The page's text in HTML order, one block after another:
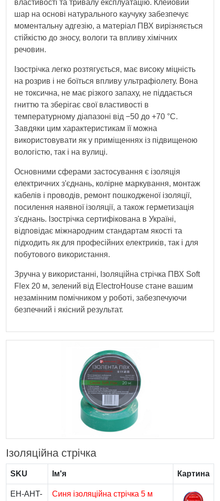
властивості та тривалу експлуатацію. Клейовий
шар на основі натурального каучуку забезпечує
моментальну адгезію, а матеріал ПВХ вирізняється
стійкістю до зносу, вологи та впливу хімічних
речовин.
Ізострічка легко розтягується, має високу міцність
на розрив і не боїться впливу ультрафіолету. Вона
не токсична, не має різкого запаху, не піддається
гниттю та зберігає свої властивості в
температурному діапазоні від −50 до +70 °C.
Завдяки цим характеристикам її можна
використовувати як у приміщеннях із підвищеною
вологістю, так і на вулиці.
Основними сферами застосування є ізоляція
електричних з'єднань, колірне маркування, монтаж
кабелів і проводів, ремонт пошкодженої ізоляції,
посилення наявної ізоляції, а також герметизація
з'єднань. Ізострічка сертифікована в Україні,
відповідає міжнародним стандартам якості та
підходить як для професійних електриків, так і для
побутового використання.
Зручна у використанні, Ізоляційна стрічка ПВХ Soft
Flex 20 м, зелений від ElectroHouse стане вашим
незамінним помічником у роботі, забезпечуючи
безпечний і якісний результат.
Ізоляційна стрічка
SKU Ім'я Картина
EH-AHT- Синя ізоляційна стрічка 5 м